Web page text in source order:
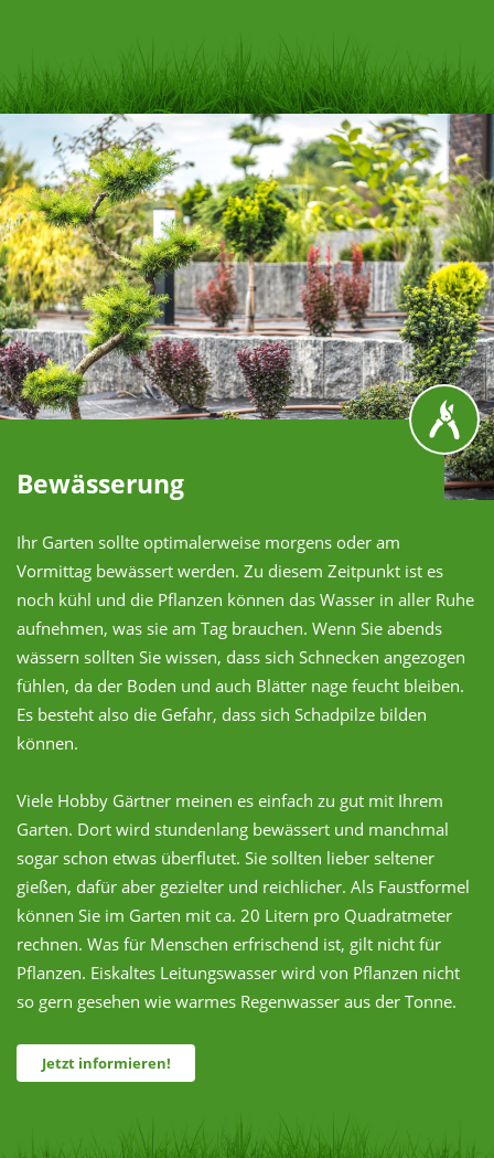
Bewässerung
Ihr Garten sollte optimalerweise morgens oder am
Vormittag bewässert werden. Zu diesem Zeitpunkt ist es
noch kühl und die Pflanzen können das Wasser in aller Ruhe
aufnehmen, was sie am Tag brauchen. Wenn Sie abends
wässern sollten Sie wissen, dass sich Schnecken angezogen
fühlen, da der Boden und auch Blätter nage feucht bleiben.
Es besteht also die Gefahr, dass sich Schadpilze bilden
können.
Viele Hobby Gärtner meinen es einfach zu gut mit Ihrem
Garten. Dort wird stundenlang bewässert und manchmal
sogar schon etwas überflutet. Sie sollten lieber seltener
gießen, dafür aber gezielter und reichlicher. Als Faustformel
können Sie im Garten mit ca. 20 Litern pro Quadratmeter
rechnen. Was für Menschen erfrischend ist, gilt nicht für
Pflanzen. Eiskaltes Leitungswasser wird von Pflanzen nicht
so gern gesehen wie warmes Regenwasser aus der Tonne.
Jetzt informieren!